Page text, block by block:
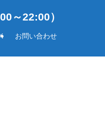
お問い合わせ
～22:00）